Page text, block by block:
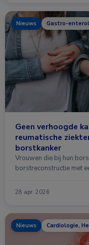
Nieuws Gastro-
Geen verhoogde
reumatische
borstkanker
Vrouwen die bij hun
borstreconstructie met
28 apr. 2026
Nieuws Cardiologie,